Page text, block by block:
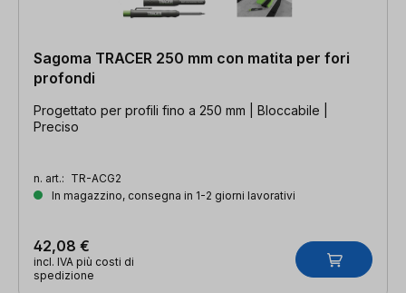
Sagoma TRACER 250 mm con matita per fori
profondi
Progettato per profili fino a 250 mm | Bloccabile |
Preciso
n. art.: TR-ACG2
In magazzino, consegna in 1-2 giorni lavorativi
42,08 €
incl. IVA più costi di
spedizione